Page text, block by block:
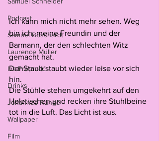
Podcast
Samuel Bosshardt
Laurence Müller
Iva Preprotić
Drinks
Johannes Runge
Wallpaper
Film
Ich kann mich nicht mehr sehen. Weg
bin ich, meine Freundin und der
Barmann, der den schlechten Witz
gemacht hat.
Der Staub staubt wieder leise vor sich
hin.
Die Stühle stehen umgekehrt auf den
Holztischen und recken ihre Stuhlbeine
tot in die Luft. Das Licht ist aus.